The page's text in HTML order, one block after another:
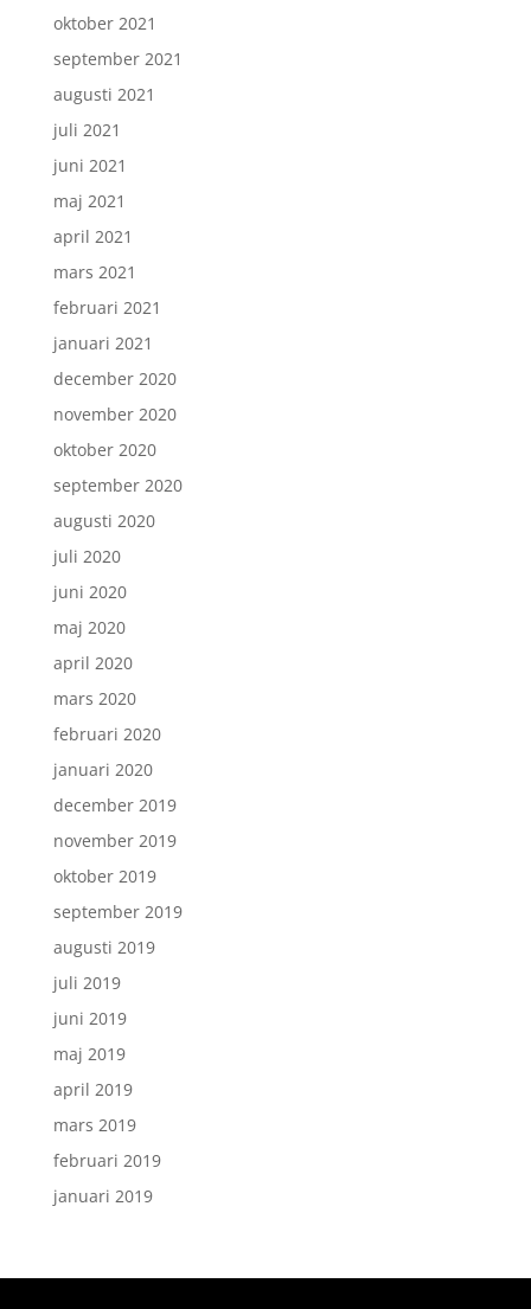
oktober 2021
september 2021
augusti 2021
juli 2021
juni 2021
maj 2021
april 2021
mars 2021
februari 2021
januari 2021
december 2020
november 2020
oktober 2020
september 2020
augusti 2020
juli 2020
juni 2020
maj 2020
april 2020
mars 2020
februari 2020
januari 2020
december 2019
november 2019
oktober 2019
september 2019
augusti 2019
juli 2019
juni 2019
maj 2019
april 2019
mars 2019
februari 2019
januari 2019